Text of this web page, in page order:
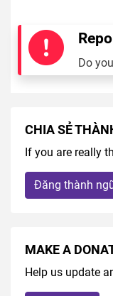
Do
CHIA SẺ
If you are really
Đăng thành
MAKE A
Help us update